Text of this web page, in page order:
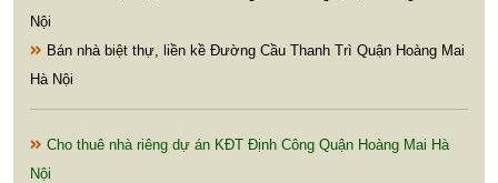
Nội
Bán nhà biệt thự, liền kề Đường Cầu Thanh Trì Quận Hoàng Mai
Hà Nội
Cho thuê nhà riêng dự án KĐT Định Công Quận Hoàng Mai Hà
Nội